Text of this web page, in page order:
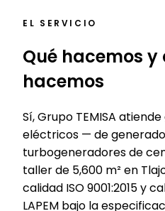
EL SERVICIO
Qué hacemos y
hacemos
Sí, Grupo TEMISA
eléctricos — de
turbogeneradores de
taller de 5,600 m² en
calidad ISO 9001:2015 y
LAPEM bajo la